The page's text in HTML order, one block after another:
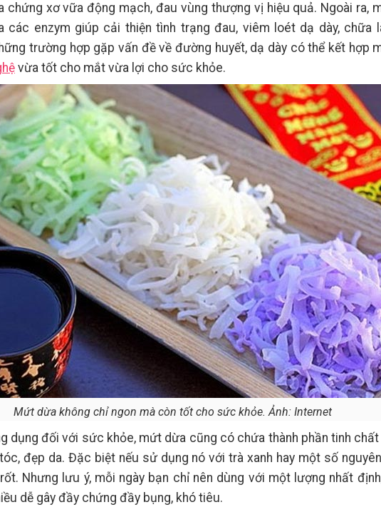
chứng xơ vữa động mạch, đau vùng thượng vị hiệu quả. Ngoài ra,
các enzym giúp cải thiện tình trạng đau, viêm loét dạ dày, chữa
trường hợp gặp vấn đề về đường huyết, dạ dày có thể kết hợp
vừa tốt cho mắt vừa lợi cho sức khỏe.
Mứt dừa không chỉ ngon mà còn tốt cho sức khỏe. Ảnh: Internet
dụng đối với sức khỏe, mứt dừa cũng có chứa thành phần tinh
đẹp da. Đặc biệt nếu sử dụng nó với trà xanh hay một số
Nhưng lưu ý, mỗi ngày bạn chỉ nên dùng với một lượng nhất
dễ gây đầy chứng đầy bụng, khó tiêu.